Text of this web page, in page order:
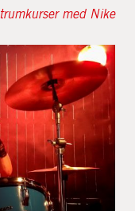
med Nike